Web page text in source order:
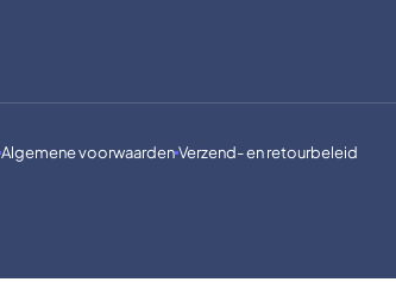
Algemene voorwaardenVerzend- en retourbeleid